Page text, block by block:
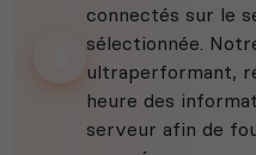
connectés sur le
sélectionnée.
ultraperformant,
heure des
serveur afin de